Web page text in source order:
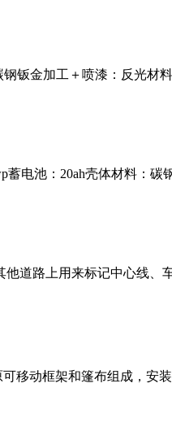
钣金加工＋喷漆：反光材
蓄电池：20ah壳体材料：碳
道路上用来标记中心线、
移动框架和篷布组成，安